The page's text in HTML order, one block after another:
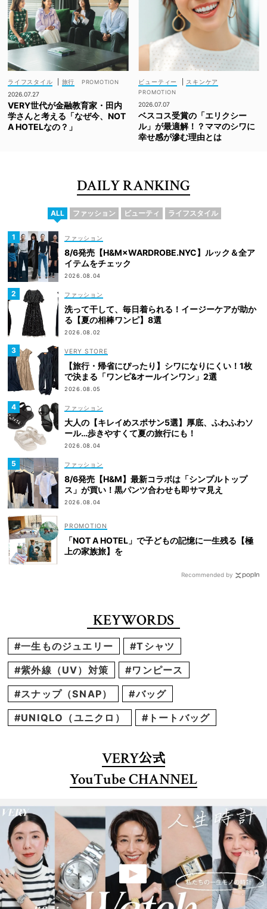
ライフスタイル
旅行
2026.07.27
VERY世代が金融教育家・田内
学さんと考える「なぜ今、NOT
A HOTELなの？」
ビューティー スキンケア
2026.07.07
ベスコス受賞の「エリクシー
ル」が最適解！？ママのシワに
幸せ感が滲む理由とは
DAILY RANKING
ALL ファッション ビューティ ライフスタイル
ファッション
8/6発売【H&M×WARDROBE.NYC】ルック＆全ア
イテムをチェック
2026.08.04
ファッション
洗って干して、毎日着られる！イージーケアが助か
る【夏の相棒ワンピ】8選
2026.08.02
VERY STORE
【旅行・帰省にぴったり】シワになりにくい！1枚
で決まる「ワンピ&オールインワン」2選
2026.08.05
ファッション
大人の【キレイめスポサン5選】厚底、ふわふわソ
ール…歩きやすくて夏の旅行にも！
2026.08.04
ファッション
8/6発売【H&M】最新コラボは「シンプルトップ
ス」が買い！黒パンツ合わせも即サマ見え
2026.08.04
「NOT A HOTEL」で子どもの記憶に一生残る【極
上の家族旅】を
Recommended by
KEYWORDS
#一生ものジュエリー
#Tシャツ
#紫外線（UV）対策
#ワンピース
#スナップ（SNAP）
#バッグ
#UNIQLO（ユニクロ）
#トートバッグ
VERY公式
YouTube CHANNEL